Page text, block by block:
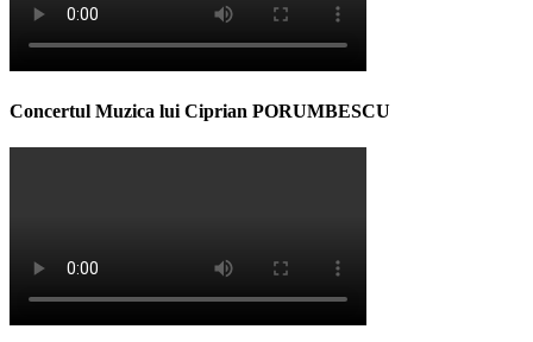
Concertul Muzica lui Ciprian PORUMBESCU